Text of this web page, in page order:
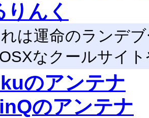
りんく
れは運命のランデ
なクールサイ
のアンテナ
のアンテナ